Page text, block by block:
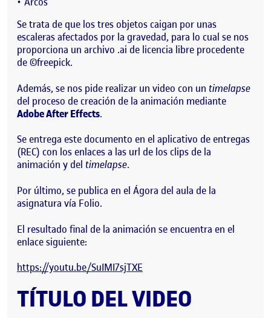
Se trata de que los tres objetos caigan por unas
escaleras afectados por la gravedad, para lo cual se nos
proporciona un archivo .ai de licencia libre procedente
de ©freepick.
Además, se nos pide realizar un video con un timelapse
del proceso de creación de la animación mediante
Adobe After Effects.
Se entrega este documento en el aplicativo de entregas
(REC) con los enlaces a las url de los clips de la
animación y del timelapse.
Por último, se publica en el Ágora del aula de la
asignatura vía Folio.
El resultado final de la animación se encuentra en el
enlace siguiente:
https://youtu.be/SuIMI7sjTXE
TÍTULO DEL VIDEO